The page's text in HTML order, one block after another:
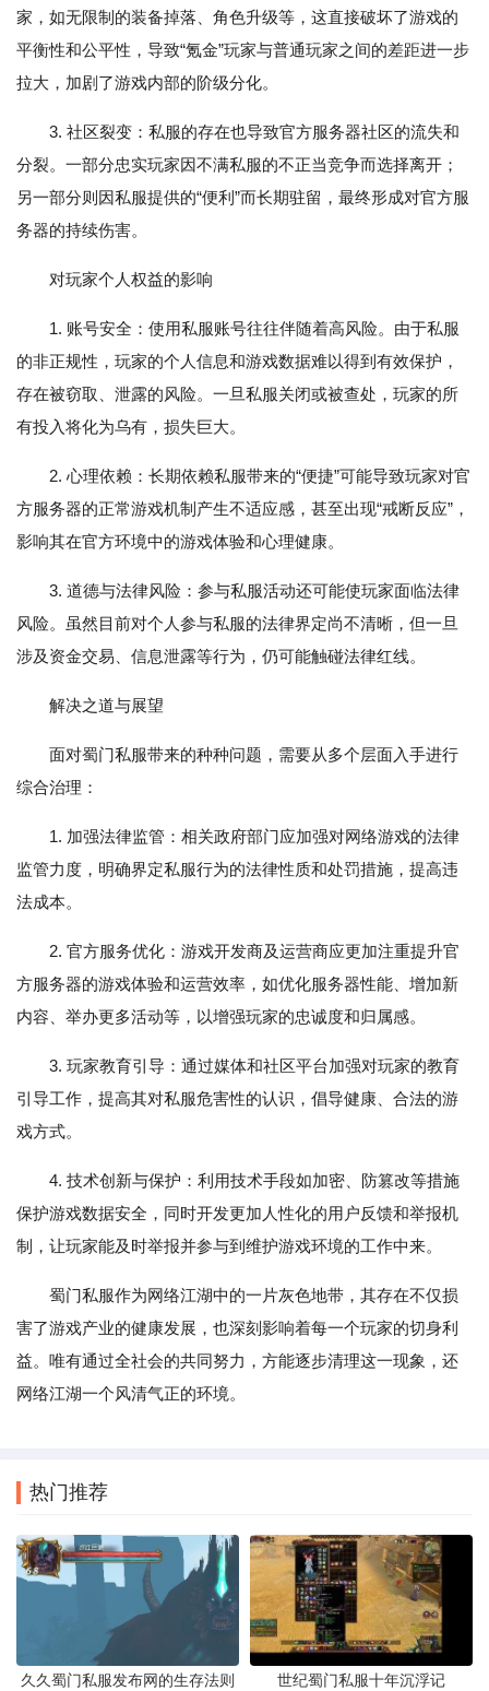
家，如无限制的装备掉落、角色升级等，这直接破坏了游戏的
平衡性和公平性，导致“氪金”玩家与普通玩家之间的差距进一步
拉大，加剧了游戏内部的阶级分化。
3. 社区裂变：私服的存在也导致官方服务器社区的流失和
分裂。一部分忠实玩家因不满私服的不正当竞争而选择离开；
另一部分则因私服提供的“便利”而长期驻留，最终形成对官方服
务器的持续伤害。
对玩家个人权益的影响
1. 账号安全：使用私服账号往往伴随着高风险。由于私服
的非正规性，玩家的个人信息和游戏数据难以得到有效保护，
存在被窃取、泄露的风险。一旦私服关闭或被查处，玩家的所
有投入将化为乌有，损失巨大。
2. 心理依赖：长期依赖私服带来的“便捷”可能导致玩家对官
方服务器的正常游戏机制产生不适应感，甚至出现“戒断反应”，
影响其在官方环境中的游戏体验和心理健康。
3. 道德与法律风险：参与私服活动还可能使玩家面临法律
风险。虽然目前对个人参与私服的法律界定尚不清晰，但一旦
涉及资金交易、信息泄露等行为，仍可能触碰法律红线。
解决之道与展望
面对蜀门私服带来的种种问题，需要从多个层面入手进行
综合治理：
1. 加强法律监管：相关政府部门应加强对网络游戏的法律
监管力度，明确界定私服行为的法律性质和处罚措施，提高违
法成本。
2. 官方服务优化：游戏开发商及运营商应更加注重提升官
方服务器的游戏体验和运营效率，如优化服务器性能、增加新
内容、举办更多活动等，以增强玩家的忠诚度和归属感。
3. 玩家教育引导：通过媒体和社区平台加强对玩家的教育
引导工作，提高其对私服危害性的认识，倡导健康、合法的游
戏方式。
4. 技术创新与保护：利用技术手段如加密、防篡改等措施
保护游戏数据安全，同时开发更加人性化的用户反馈和举报机
制，让玩家能及时举报并参与到维护游戏环境的工作中来。
蜀门私服作为网络江湖中的一片灰色地带，其存在不仅损
害了游戏产业的健康发展，也深刻影响着每一个玩家的切身利
益。唯有通过全社会的共同努力，方能逐步清理这一现象，还
网络江湖一个风清气正的环境。
热门推荐
久久蜀门私服发布网的生存法则 世纪蜀门私服十年沉浮记